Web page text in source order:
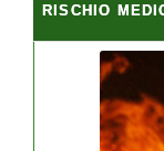
RISCHIO